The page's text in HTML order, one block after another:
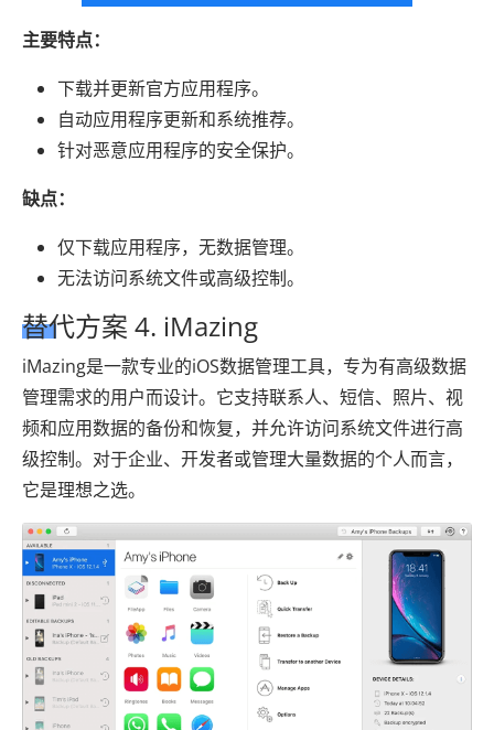
主要特点：
下载并更新官方应用程序。
自动应用程序更新和系统推荐。
针对恶意应用程序的安全保护。
缺点：
仅下载应用程序，无数据管理。
无法访问系统文件或高级控制。
替代方案 4. iMazing
iMazing是一款专业的iOS数据管理工具，专为有高级数据
管理需求的用户而设计。它支持联系人、短信、照片、视
频和应用数据的备份和恢复，并允许访问系统文件进行高
级控制。对于企业、开发者或管理大量数据的个人而言，
它是理想之选。